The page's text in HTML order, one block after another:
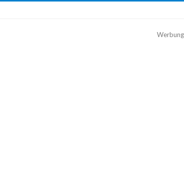
Werbung